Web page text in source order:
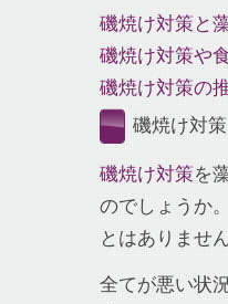
磯焼け対策と
磯焼け対策や
磯焼け対策の
磯焼け対
磯焼け対策を
のでしょうか
とはありません
全てが悪い状